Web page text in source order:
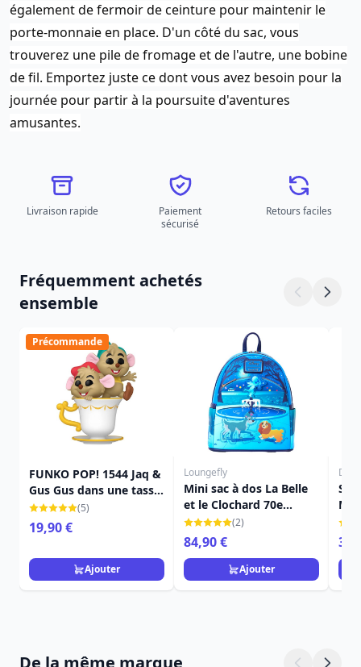
également de fermoir de ceinture pour maintenir le
porte-monnaie en place. D'un côté du sac, vous
trouverez une pile de fromage et de l'autre, une bobine
de fil. Emportez juste ce dont vous avez besoin pour la
journée pour partir à la poursuite d'aventures
amusantes.
Livraison rapide
Paiement
sécurisé
Retours faciles
Fréquemment achetés
ensemble
Précommande
FUNKO POP! 1544 Jaq &
Gus Gus dans une tasse
- Disney Cendrillon 75e
anniversaire
(5)
19,90 €
Ajouter
Loungefly
Mini sac à dos La Belle
et le Clochard 70e
anniversaire - DISNEY
LOUNGEFLY
(2)
84,90 €
Ajouter
De la même marque